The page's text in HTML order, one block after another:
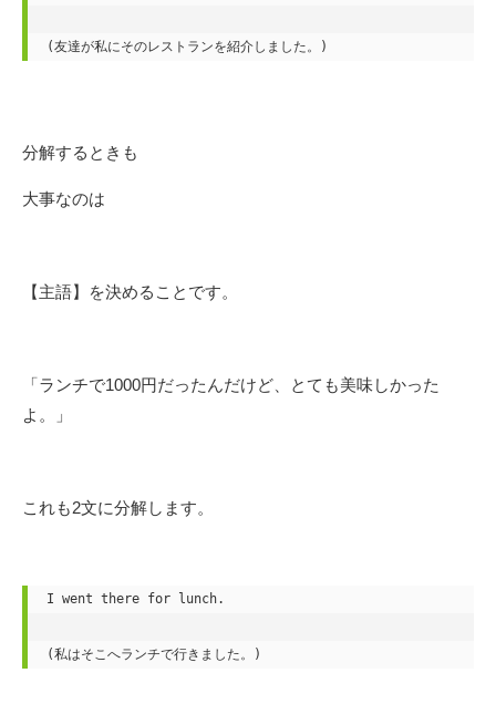
(友達が私にそのレストランを紹介しました。)
分解するときも
大事なのは
【主語】を決めることです。
「ランチで1000円だったんだけど、とても美味しかった
よ。」
これも2文に分解します。
I went there for lunch.
(私はそこへランチで行きました。)